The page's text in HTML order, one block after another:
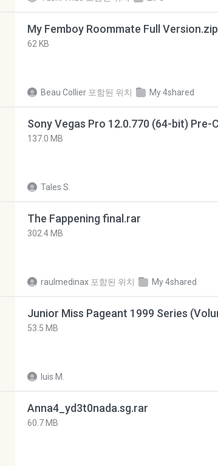
My Femboy Roommate Full Version.zip
62 KB
Beau Collier 포함된 위치 My 4shared
137.0 MB
Tales S.
The Fappening final.rar
302.4 MB
raulmedinax 포함된 위치 My 4shared
53.5 MB
luis M.
Anna4_yd3t0nada.sg.rar
60.7 MB